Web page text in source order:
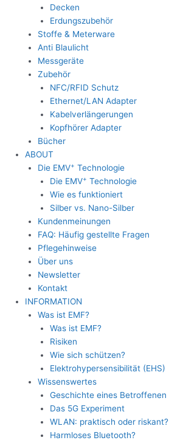
Decken
Erdungszubehör
Stoffe & Meterware
Anti Blaulicht
Messgeräte
Zubehör
NFC/RFID Schutz
Ethernet/LAN Adapter
Kabelverlängerungen
Kopfhörer Adapter
Bücher
ABOUT
Die EMV+ Technologie
Die EMV+ Technologie
Wie es funktioniert
Silber vs. Nano-Silber
Kundenmeinungen
FAQ: Häufig gestellte Fragen
Pflegehinweise
Über uns
Newsletter
Kontakt
INFORMATION
Was ist EMF?
Was ist EMF?
Risiken
Wie sich schützen?
Elektrohypersensibilität (EHS)
Wissenswertes
Geschichte eines Betroffenen
Das 5G Experiment
WLAN: praktisch oder riskant?
Harmloses Bluetooth?